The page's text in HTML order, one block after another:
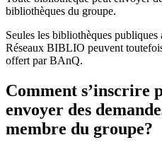
bibliothèques du groupe.
Seules les bibliothèques
Réseaux BIBLIO peuvent
offert par BAnQ.
Comment s’inscrire
envoyer des
membre du groupe?